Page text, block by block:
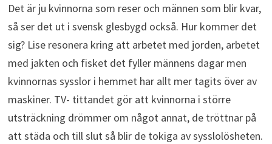
Det är ju kvinnorna som reser och männen som blir kvar,
så ser det ut i svensk glesbygd också. Hur kommer det
sig? Lise resonera kring att arbetet med jorden, arbetet
med jakten och fisket det fyller männens dagar men
kvinnornas sysslor i hemmet har allt mer tagits över av
maskiner. TV- tittandet gör att kvinnorna i större
utsträckning drömmer om något annat, de tröttnar på
att städa och till slut så blir de tokiga av sysslolösheten.